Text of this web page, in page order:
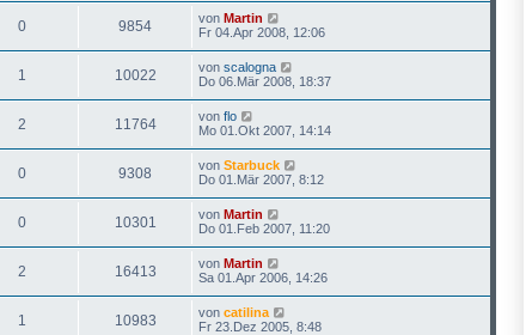
0 9854 von Martin
Fr 04.Apr 2008, 12:06
1 10022 von scalogna
Do 06.Mär 2008, 18:37
2 11764 von flo
Mo 01.Okt 2007, 14:14
0 9308 von Starbuck
Do 01.Mär 2007, 8:12
0 10301 von Martin
Do 01.Feb 2007, 11:20
2 16413 von Martin
Sa 01.Apr 2006, 14:26
1 10983 von catilina
Fr 23.Dez 2005, 8:48